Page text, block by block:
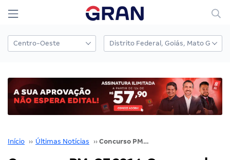
Início ›› Últimas Notícias ›› Concurso PM-CE 2016: Governador confirma edital para os próximos dias. Inicial de até R$ 3 mil!